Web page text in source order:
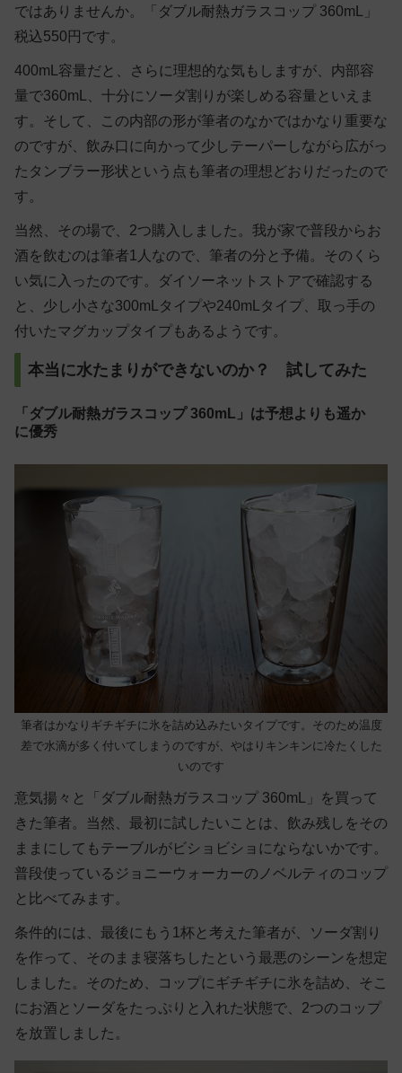
ではありませんか。「ダブル耐熱ガラスコップ 360mL」
税込550円です。
400mL容量だと、さらに理想的な気もしますが、内部容
量で360mL、十分にソーダ割りが楽しめる容量といえま
す。そして、この内部の形が筆者のなかではかなり重要な
のですが、飲み口に向かって少しテーパーしながら広がっ
たタンブラー形状という点も筆者の理想どおりだったので
す。
当然、その場で、2つ購入しました。我が家で普段からお
酒を飲むのは筆者1人なので、筆者の分と予備。そのくら
い気に入ったのです。ダイソーネットストアで確認する
と、少し小さな300mLタイプや240mLタイプ、取っ手の
付いたマグカップタイプもあるようです。
本当に水たまりができないのか？ 試してみた
「ダブル耐熱ガラスコップ 360mL」は予想よりも遥か
に優秀
筆者はかなりギチギチに氷を詰め込みたいタイプです。そのため温度
差で水滴が多く付いてしまうのですが、やはりキンキンに冷たくした
いのです
意気揚々と「ダブル耐熱ガラスコップ 360mL」を買って
きた筆者。当然、最初に試したいことは、飲み残しをその
ままにしてもテーブルがビショビショにならないかです。
普段使っているジョニーウォーカーのノベルティのコップ
と比べてみます。
条件的には、最後にもう1杯と考えた筆者が、ソーダ割り
を作って、そのまま寝落ちしたという最悪のシーンを想定
しました。そのため、コップにギチギチに氷を詰め、そこ
にお酒とソーダをたっぷりと入れた状態で、2つのコップ
を放置しました。